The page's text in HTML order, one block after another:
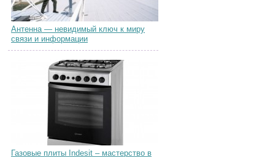
Антенна — невидимый ключ к миру
связи и информации
Газовые плиты Indesit – мастерство в